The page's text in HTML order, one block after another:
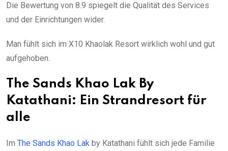
Die Bewertung von 8.9 spiegelt die Qualität des Services
und der Einrichtungen wider.
Man fühlt sich im X10 Khaolak Resort wirklich wohl und gut
aufgehoben.
The Sands Khao Lak By
Katathani: Ein Strandresort für
alle
Im The Sands Khao Lak by Katathani fühlt sich jede Familie